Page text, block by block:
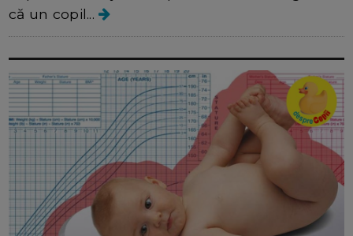
că un copil...